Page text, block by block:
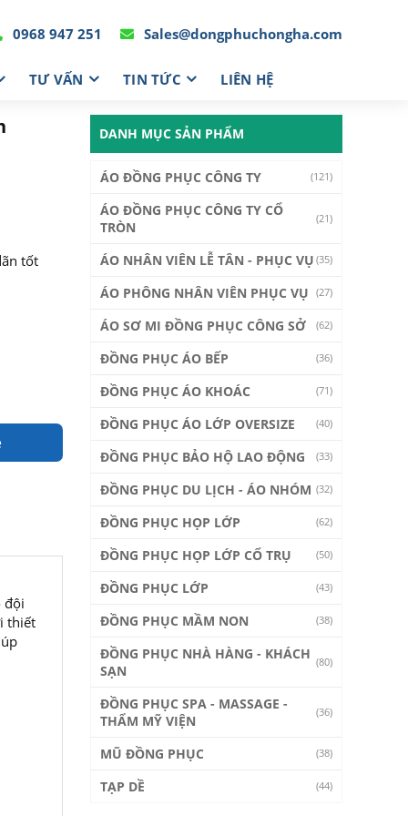
0968 947 251 Sales@dongphuchongha.com
TƯ VẤN TIN TỨC LIÊN HỆ
tốt
đội
thiết
DANH MỤC SẢN PHẨM
ÁO ĐỒNG PHỤC CÔNG TY (121)
ÁO ĐỒNG PHỤC CÔNG TY CỔ
TRÒN
(21)
ÁO NHÂN VIÊN LỄ TÂN - PHỤC VỤ (35)
ÁO PHÔNG NHÂN VIÊN PHỤC VỤ (27)
ÁO SƠ MI ĐỒNG PHỤC CÔNG SỞ (62)
ĐỒNG PHỤC ÁO BẾP (36)
ĐỒNG PHỤC ÁO KHOÁC (71)
ĐỒNG PHỤC ÁO LỚP OVERSIZE (40)
ĐỒNG PHỤC BẢO HỘ LAO ĐỘNG (33)
ĐỒNG PHỤC DU LỊCH - ÁO NHÓM (32)
ĐỒNG PHỤC HỌP LỚP (62)
ĐỒNG PHỤC HỌP LỚP CỔ TRỤ (50)
ĐỒNG PHỤC LỚP (43)
ĐỒNG PHỤC MẦM NON (38)
ĐỒNG PHỤC NHÀ HÀNG - KHÁCH
SẠN
(80)
ĐỒNG PHỤC SPA - MASSAGE -
THẨM MỸ VIỆN
(36)
MŨ ĐỒNG PHỤC (38)
TẠP DỀ (44)